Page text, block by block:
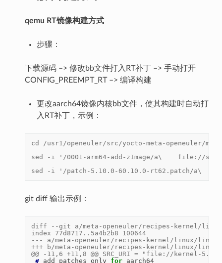
qemu RT镜像构建方式
步骤：
下载源码 –> 修改bb文件打入RT补丁 –> 手动打开
CONFIG_PREEMPT_RT –> 编译构建
更改aarch64镜像内核bb文件，使其构建时自动打
入RT补丁，示例：
cd /usr1/openeuler/src/yocto-meta-openeuler/
sed -i '/0001-arm64-add-zImage/a\    file://
sed -i '/patch-5.10.0-60.10.0-rt62.patch/a\
git diff 输出示例：
diff --git a/meta-openeuler/recipes-kernel/
index 77d8717..5a4b2b8 100644
--- a/meta-openeuler/recipes-kernel/linux/linux-
+++ b/meta-openeuler/recipes-kernel/linux/linux-
@@ -11,6 +11,8 @@ SRC_URI = "file://kernel-5.10
# add patches only for
aarch64